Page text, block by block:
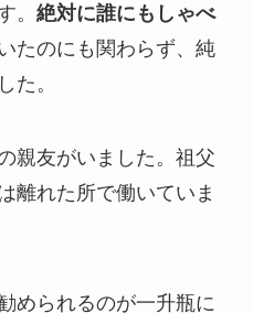
。 絶対に誰にもしゃべ
たのにも関わらず、純
た。
親友がいました。祖父
離れた所で働いていま
められるのが一升瓶に